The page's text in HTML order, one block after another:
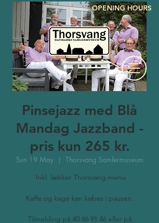
OPENING HOURS
Pinsejazz med Blå
Mandag Jazzband -
pris kun 265 kr.
Sun 19 May
  |
Thorsvang Samlermuseum
Inkl. lækker Thorsvang menu
Kaffe og kage kan købes i pausen.
Tilmelding på 40 46 91 46 eller på